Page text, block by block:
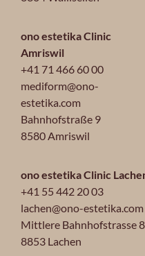
ono estetika Clinic
Amriswil
+41 71 466 60 00
mediform@ono-
estetika.com
Bahnhofstraße 9
8580 Amriswil
ono estetika Clinic
+41 55 442 20 03
lachen@ono-estetika.com
Mittlere Bahnhofstrasse 8
8853 Lachen